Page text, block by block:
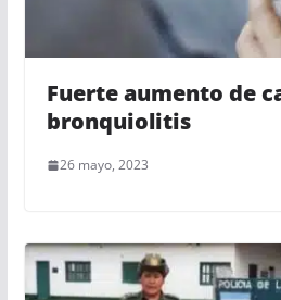
Fuerte aumento de
bronquiolitis
26 mayo, 2023